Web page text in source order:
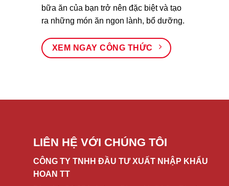
bữa ăn của bạn trở nên đặc biệt và tạo
ra những món ăn ngon lành, bổ dưỡng.
XEM NGAY CÔNG THỨC
LIÊN HỆ VỚI CHÚNG TÔI
CÔNG TY TNHH ĐẦU TƯ XUẤT NHẬP KHẨU
HOAN TT